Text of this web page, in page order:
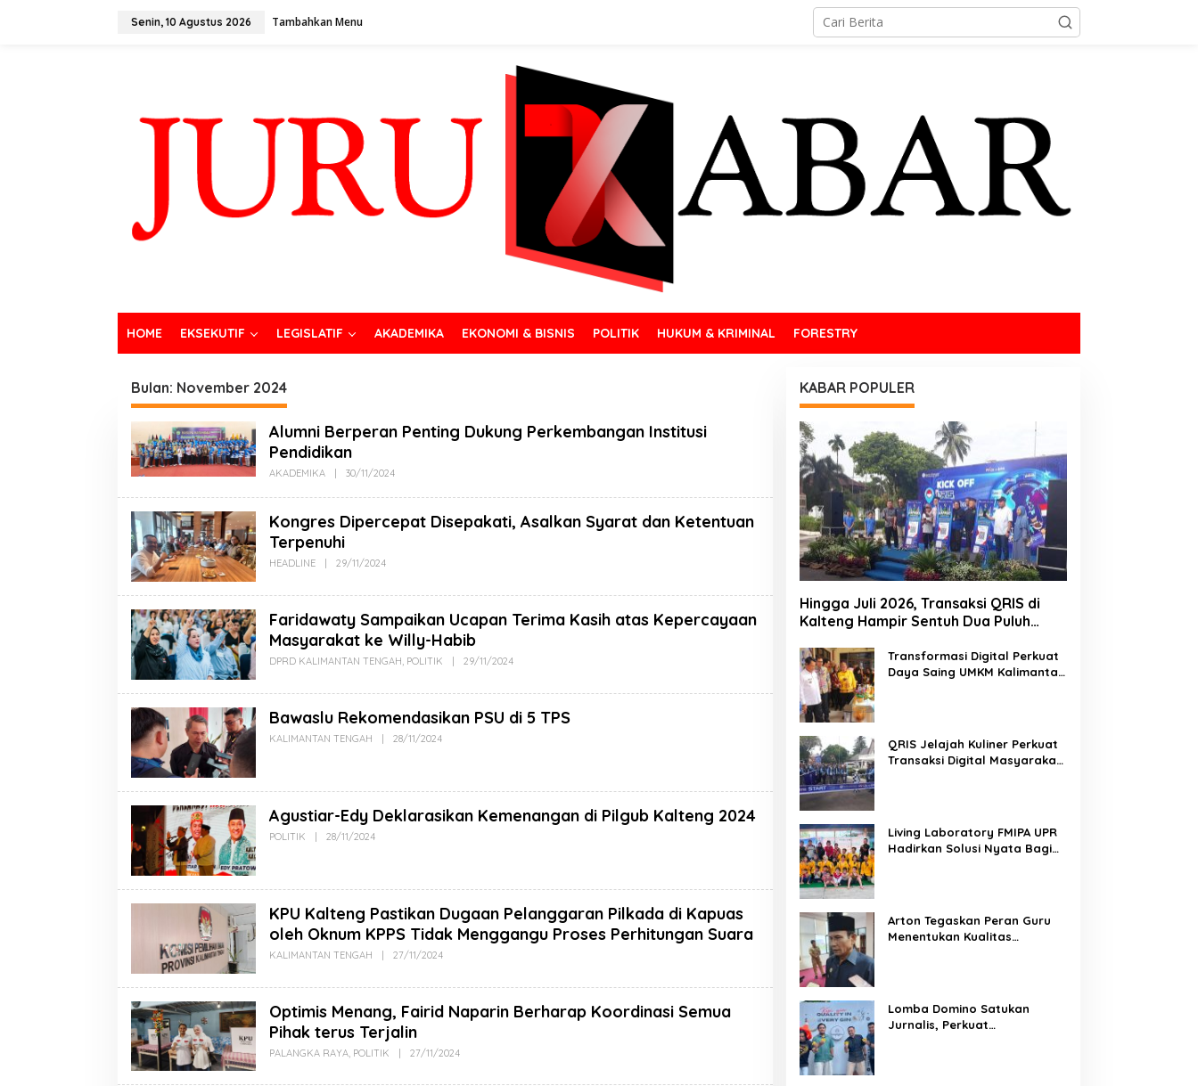
Senin, 10 Agustus 2026 Tambahkan Menu
HOME EKSEKUTIF LEGISLATIF AKADEMIKA EKONOMI & BISNIS POLITIK HUKUM & KRIMINAL FORESTRY
Bulan: November 2024
Alumni Berperan Penting Dukung Perkembangan Institusi
Pendidikan
AKADEMIKA 30/11/2024
Kongres Dipercepat Disepakati, Asalkan Syarat dan Ketentuan
Terpenuhi
HEADLINE 29/11/2024
Faridawaty Sampaikan Ucapan Terima Kasih atas Kepercayaan
Masyarakat ke Willy-Habib
DPRD KALIMANTAN TENGAH, POLITIK 29/11/2024
Bawaslu Rekomendasikan PSU di 5 TPS
KALIMANTAN TENGAH 28/11/2024
Agustiar-Edy Deklarasikan Kemenangan di Pilgub Kalteng 2024
POLITIK | 28/11/2024
KPU Kalteng Pastikan Dugaan Pelanggaran Pilkada di Kapuas
oleh Oknum KPPS Tidak Menggangu Proses Perhitungan Suara
KALIMANTAN TENGAH | 27/11/2024
Optimis Menang, Fairid Naparin Berharap Koordinasi Semua
Pihak terus Terjalin
PALANGKA RAYA POLITIK | 27/11/2024
KABAR POPULER
Hingga Juli 2026, Transaksi QRIS di
Kalteng Hampir Sentuh Dua Puluh
Transformasi Digital Perkuat
Daya Saing UMKM Kalimantan
QRIS Jelajah Kuliner Perkuat
Transaksi Digital Masyarakat
Living Laboratory FMIPA UPR
Hadirkan Solusi Nyata Bagi
Arton Tegaskan Peran Guru
Menentukan Kualitas
Lomba Domino Satukan
Jurnalis, Perkuat